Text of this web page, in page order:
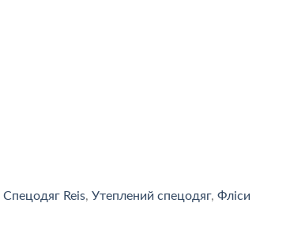
Спецодяг Reis, Утеплений спецодяг, Фліси